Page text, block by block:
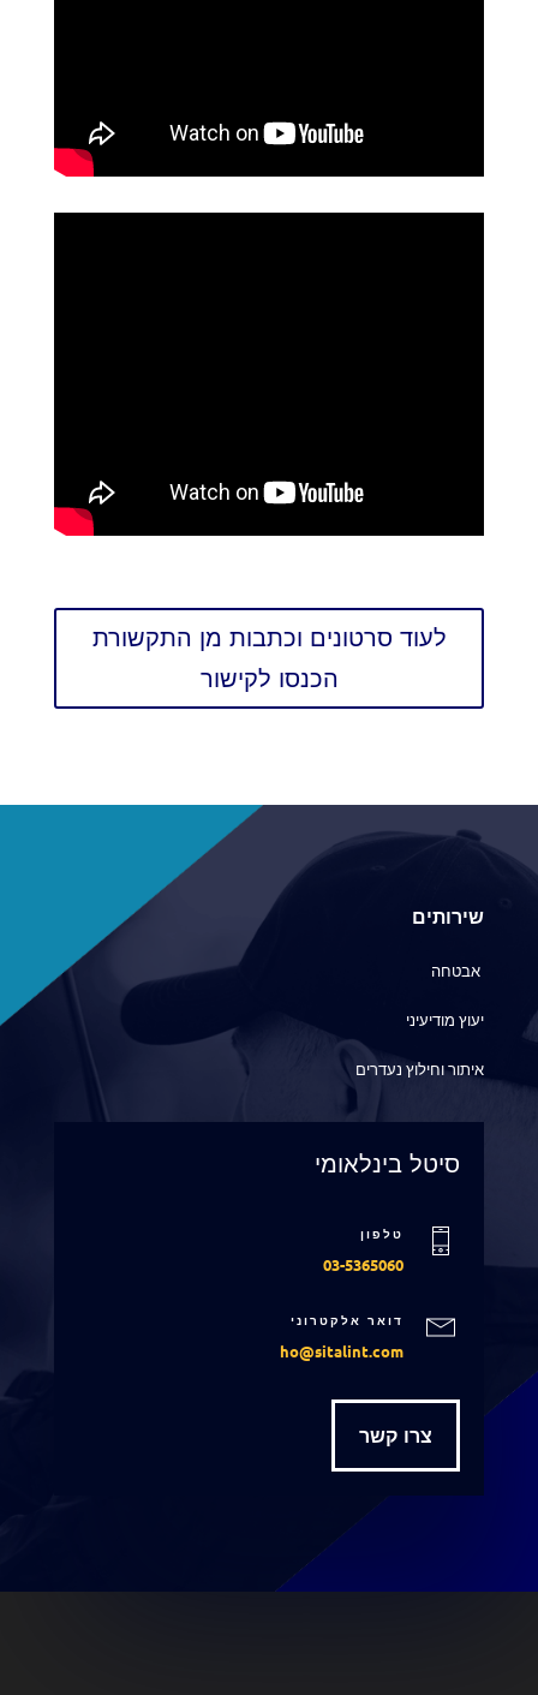
לעוד סרטונים וכתבות מן התקשורת
הכנסו לקישור
שירותים
אבטחה
יעוץ מודיעיני
איתור וחילוץ נעדרים
סיטל בינלאומי
טלפון
03-5365060
דואר אלקטרוני
ho@sitalint.com
צרו קשר